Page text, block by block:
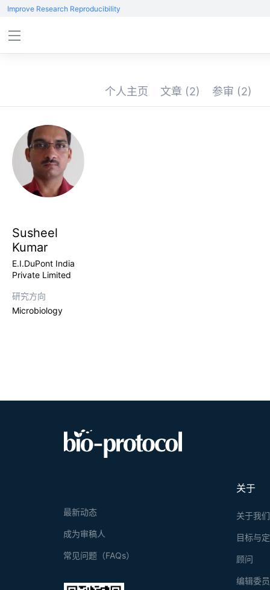
Improve Research Reproducibility
个人主页 文章 (2) 参审 (2)
Susheel
Kumar
E.I.DuPont India
Private Limited
研究方向
Microbiology
关于
关于我们
目标与
顾问
编辑委
最新动态
成为审稿人
常见问题（FAQs）